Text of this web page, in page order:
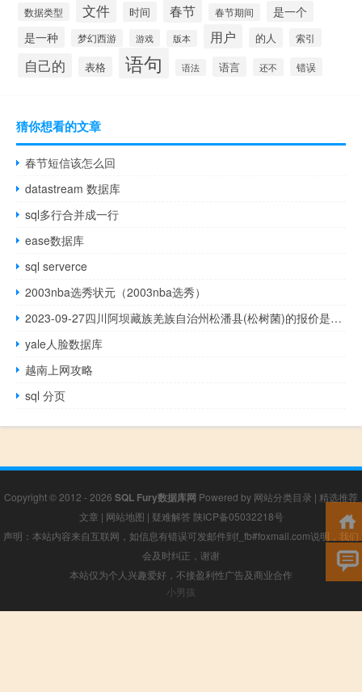
数据类型 文件 时间 春节 春节期间
是一个
是一种
梦幻西游 游戏 版本 用户 的人 索引
自己的 表格 语句 语法 语言 还不 错误
猜你想看的文章
春节短信该怎么回
datastream 数据库
sql多行合并成一行
ease数据库
sql serverce
2003nba选秀状元（2003nba选秀）
2023-09-27四川阿坝藏族羌族自治州松潘县(松树菌)的报价是多少
yale人脸数据库
越南上网攻略
sql 分页
Copyright © 2012 - 2026 SQL Fury数据库网 Powered by 网站分类目录 | 精选推荐
文章 | 网站地图 | 疑难解答 陕ICP备05032218号
声明：本站内容来自互联网，如信息有错误可发邮件到f_fb#foxmail.com说明，我们
会及时纠正，谢谢
本站仅为个人兴趣爱好，不接盈利性广告及商业合作
小男孩